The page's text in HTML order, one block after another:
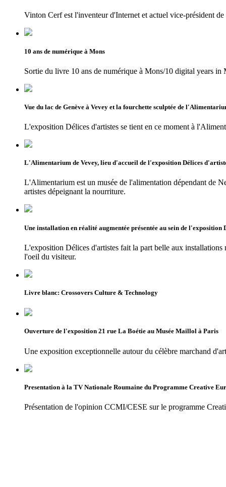
Vinton Cerf est l'inventeur d'Internet et actuel vice-président
10 ans de numérique à Mons
Sortie du livre 10 ans de numérique à Mons/10 digital years in
Vue du lac de Genève à Vevey et la fourchette sculptée de
L'exposition Délices d'artistes se tient en ce moment à
L'Alimentarium de Vevey, lieu d'accueil de l'exposition Délices
L'Alimentarium est un musée de l'alimentation dépendant de
artistes dépeignant la nourriture.
Une installation en réalité augmentée présentée au sein de
L'exposition Délices d'artistes fait la part belle aux
l'oeil du visiteur.
Livre blanc: Crossovers Culture & Technology
Ouverture de l'exposition 21 rue La Boétie au Musée Maillol à Paris
Une exposition exceptionnelle autour du célèbre marchand
Presentation à la TV Nationale Roumaine du Programme Creative
Présentation de l'opinion CCMI/CESE sur le programme